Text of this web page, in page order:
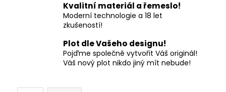
Kvalitní materiál a řemeslo!
Moderní technologie a 18 let
zkušeností!
Plot dle Vašeho designu!
Pojďme společně vytvořit Váš originál!
Váš nový plot nikdo jiný mít nebude!